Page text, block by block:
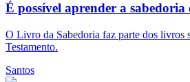
É possível aprender a
O Livro da Sabedoria faz parte dos livros
Testamento.
Santos